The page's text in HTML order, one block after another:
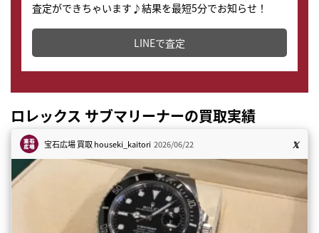
査定ができちゃいます♪結果を最短5分でお知らせ！
どこからでもすぐに査定金額を知ることが出来ます。
LINEで査定
ロレックス サブマリーナーの買取実績
宝石広場 買取houseki_kaitori 2026/06/22